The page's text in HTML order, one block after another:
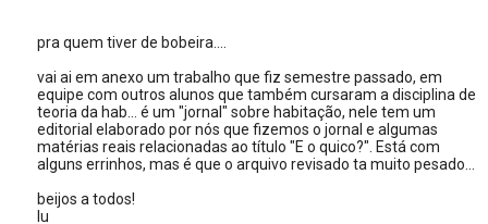
pra quem tiver de bobeira....
vai ai em anexo um trabalho que fiz semestre passado, em
equipe com outros alunos que também cursaram a disciplina de
teoria da hab... é um "jornal" sobre habitação, nele tem um
editorial elaborado por nós que fizemos o jornal e algumas
matérias reais relacionadas ao título "E o quico?". Está com
alguns errinhos, mas é que o arquivo revisado ta muito pesado...
beijos a todos!
lu